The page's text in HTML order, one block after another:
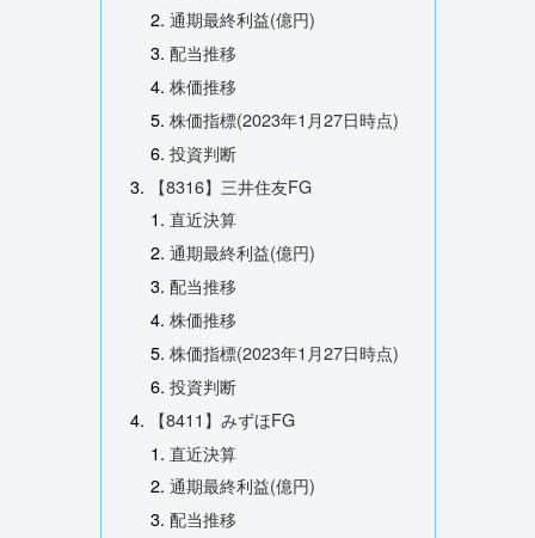
通期最終利益(億円)
配当推移
株価推移
株価指標(2023年1月27日時点)
投資判断
【8316】三井住友FG
直近決算
通期最終利益(億円)
配当推移
株価推移
株価指標(2023年1月27日時点)
投資判断
【8411】みずほFG
直近決算
通期最終利益(億円)
配当推移